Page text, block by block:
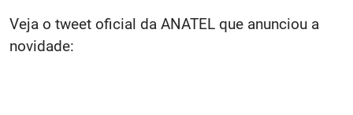
Veja o tweet oficial da ANATEL que anunciou a
novidade: